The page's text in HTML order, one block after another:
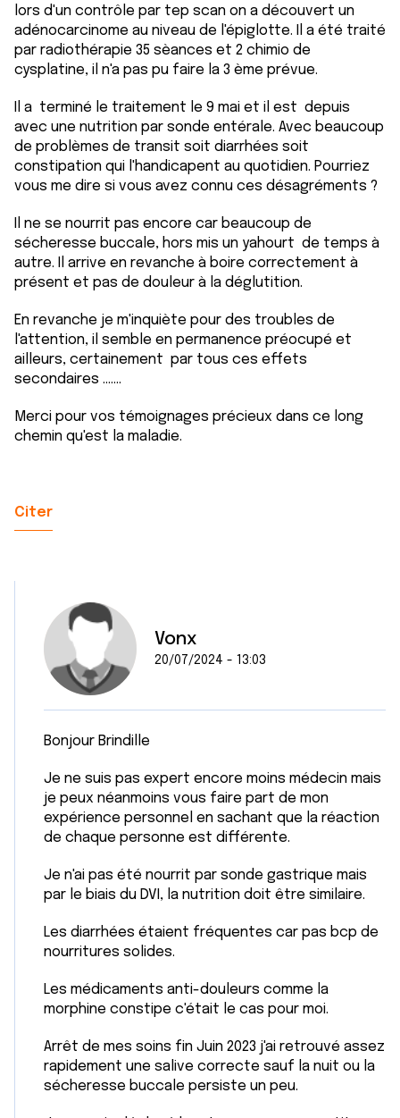
lors d'un contrôle par tep scan on a découvert un
adénocarcinome au niveau de l'épiglotte. Il a été traité
par radiothérapie 35 sèances et 2 chimio de
cysplatine, il n'a pas pu faire la 3 ème prévue.
Il a terminé le traitement le 9 mai et il est depuis
avec une nutrition par sonde entérale. Avec beaucoup
de problèmes de transit soit diarrhées soit
constipation qui l'handicapent au quotidien. Pourriez
vous me dire si vous avez connu ces désagréments ?
Il ne se nourrit pas encore car beaucoup de
sécheresse buccale, hors mis un yahourt de temps à
autre. Il arrive en revanche à boire correctement à
présent et pas de douleur à la déglutition.
En revanche je m'inquiète pour des troubles de
l'attention, il semble en permanence préocupé et
ailleurs, certainement par tous ces effets
secondaires .......
Merci pour vos témoignages précieux dans ce long
chemin qu'est la maladie.
Citer
Vonx
20/07/2024 - 13:03
Bonjour Brindille
Je ne suis pas expert encore moins médecin mais
je peux néanmoins vous faire part de mon
expérience personnel en sachant que la réaction
de chaque personne est différente.
Je n'ai pas été nourrit par sonde gastrique mais
par le biais du DVI, la nutrition doit être similaire.
Les diarrhées étaient fréquentes car pas bcp de
nourritures solides.
Les médicaments anti-douleurs comme la
morphine constipe c'était le cas pour moi.
Arrêt de mes soins fin Juin 2023 j'ai retrouvé assez
rapidement une salive correcte sauf la nuit ou la
sécheresse buccale persiste un peu.